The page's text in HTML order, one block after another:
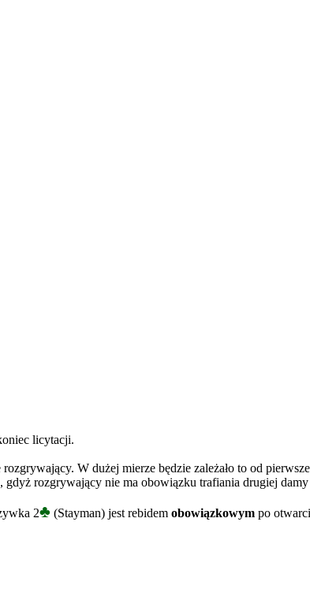
licytacji.
W dużej mierze będzie zależało to od
rozgrywający nie ma obowiązku trafiania drugiej damy
2♣ (Stayman) jest rebidem obowiązkowym po